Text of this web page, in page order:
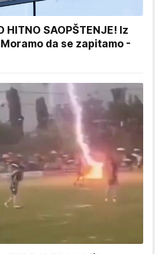
HITNO SAOPŠTENJE! Iz
da se zapitamo -